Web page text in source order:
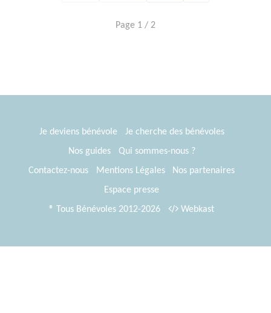
Page 1 / 2
Je deviens bénévole
Je cherche des bénévoles
Nos guides
Qui sommes-nous ?
Contactez-nous
Mentions Légales
Nos partenaires
Espace presse
® Tous Bénévoles 2012-2026
Webkast